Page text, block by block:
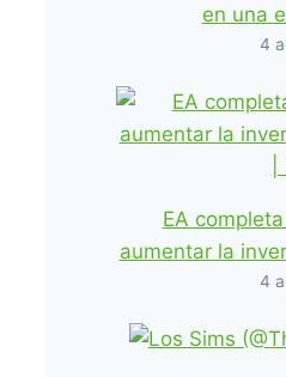
en una
4
EA
aumentar la
4